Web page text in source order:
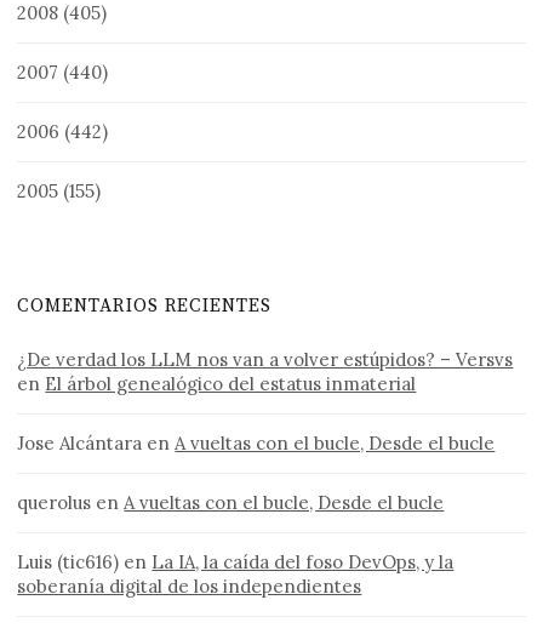
2008 (405)
2007 (440)
2006 (442)
2005 (155)
COMENTARIOS RECIENTES
¿De verdad los LLM nos van a volver estúpidos? – Versvs
en El árbol genealógico del estatus inmaterial
Jose Alcántara enA vueltas con el bucle, Desde el bucle
querolus enA vueltas con el bucle, Desde el bucle
Luis (tic616) en La IA, la caída del foso DevOps, y la
soberanía digital de los independientes